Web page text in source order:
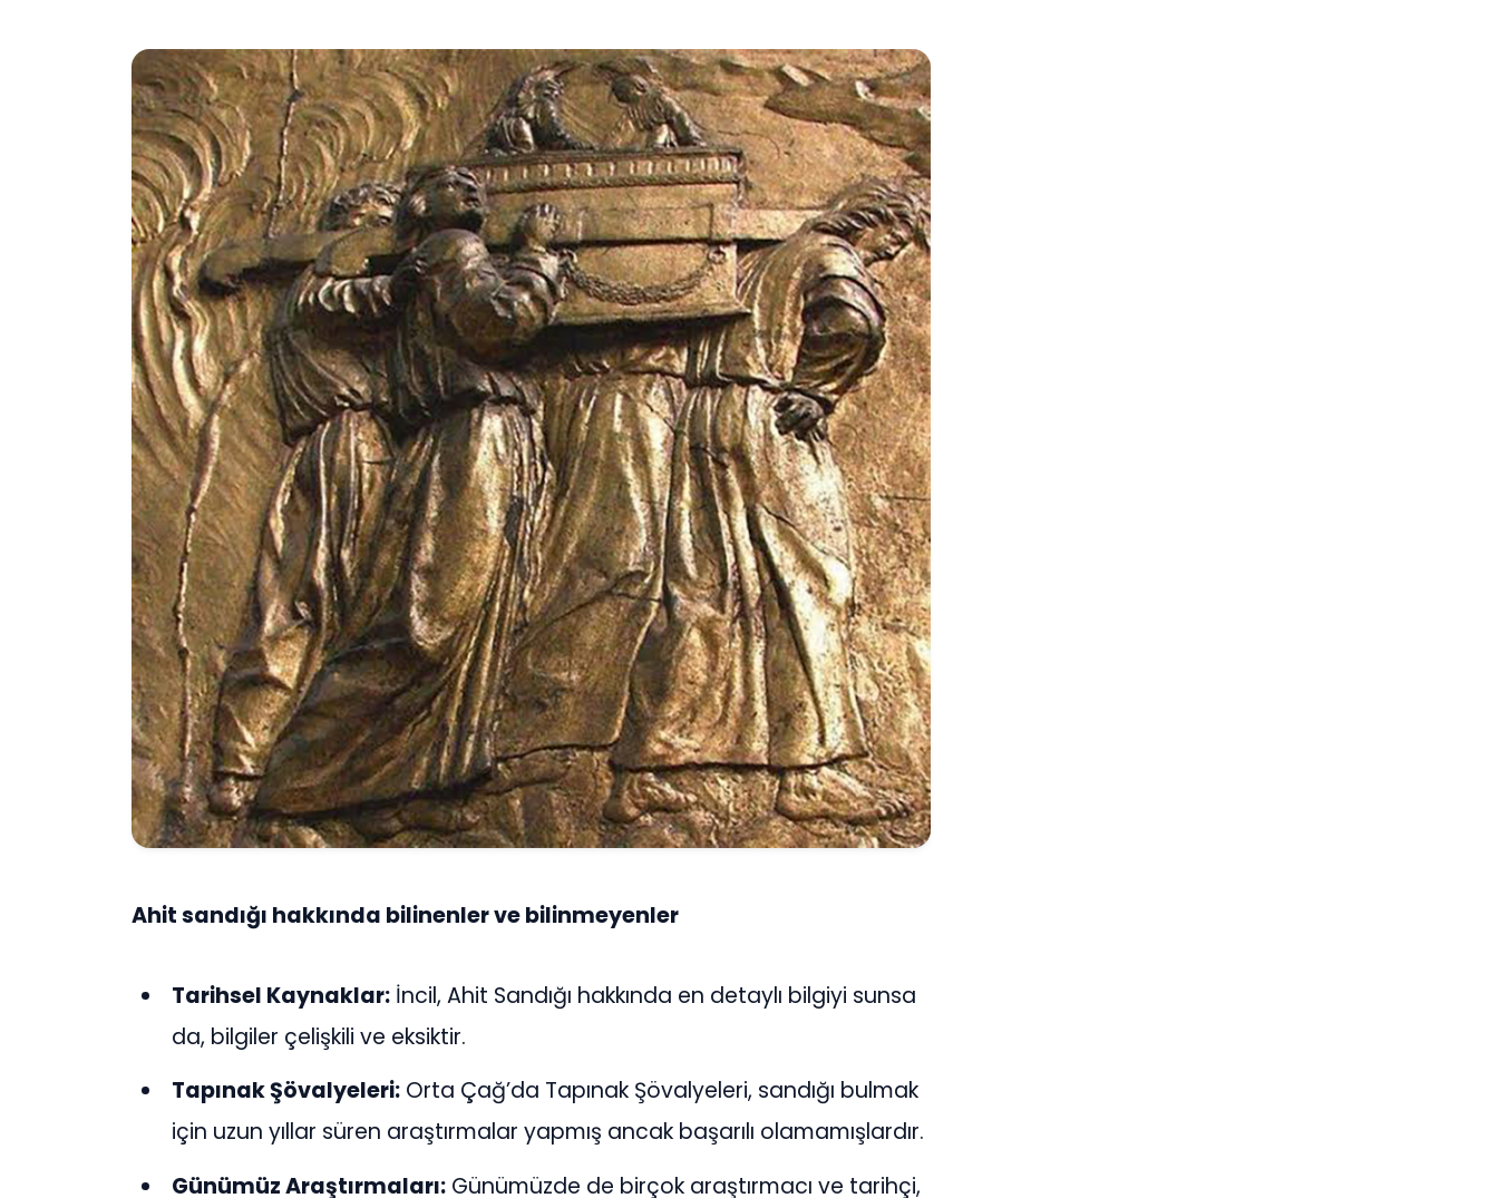
Ahit sandığı hakkında bilinenler ve bilinmeyenler
Tarihsel Kaynaklar: İncil, Ahit Sandığı hakkında en detaylı bilgiyi sunsa
da, bilgiler çelişkili ve eksiktir.
Tapınak Şövalyeleri: Orta Çağ’da Tapınak Şövalyeleri, sandığı bulmak
için uzun yıllar süren araştırmalar yapmış ancak başarılı olamamışlardır.
Günümüz Araştırmaları: Günümüzde de birçok araştırmacı ve tarihçi,